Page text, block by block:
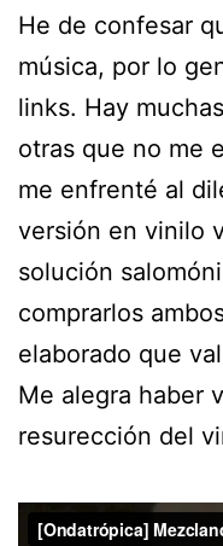
He de confesar
música, por lo
links. Hay
otras que no me
me enfrenté al
versión en vinilo
solución
comprarlos
elaborado que
Me alegra haber
resurección del